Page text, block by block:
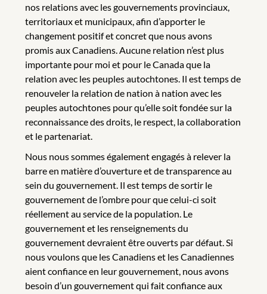
nos relations avec les gouvernements provinciaux,
territoriaux et municipaux, afin d’apporter le
changement positif et concret que nous avons
promis aux Canadiens. Aucune relation n’est plus
importante pour moi et pour le Canada que la
relation avec les peuples autochtones. Il est temps de
renouveler la relation de nation à nation avec les
peuples autochtones pour qu’elle soit fondée sur la
reconnaissance des droits, le respect, la collaboration
et le partenariat.
Nous nous sommes également engagés à relever la
barre en matière d’ouverture et de transparence au
sein du gouvernement. Il est temps de sortir le
gouvernement de l’ombre pour que celui-ci soit
réellement au service de la population. Le
gouvernement et les renseignements du
gouvernement devraient être ouverts par défaut. Si
nous voulons que les Canadiens et les Canadiennes
aient confiance en leur gouvernement, nous avons
besoin d’un gouvernement qui fait confiance aux